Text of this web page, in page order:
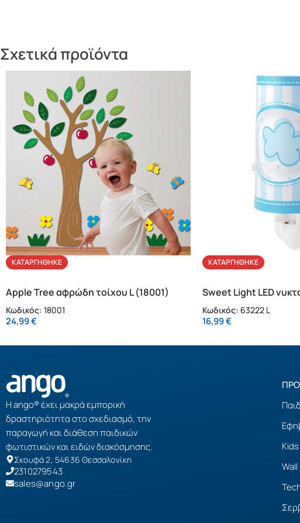
Σχετικά προϊόντα
ΚΑΤΑΡΓΉΘΗΚΕ
Apple Tree αφρώδη τοίχου L (18001)
Κωδικός: 18001
24,99€
ΚΑΤΑΡΓΉΘΗΚΕ
Sweet Light LED
Κωδικός: 63222 L
16,99€
Η ango® έχει μακρά εμπορική
δραστηριότητα στο σχεδιασμό, την
παραγωγή και διάθεση παιδικών
φωτιστικών και ειδών διακόσμησης.
Σκουφά 2, 54636 Θεσσαλονίκη
2310279543
sales@ango.gr